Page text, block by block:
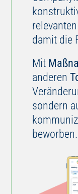
damit die
Mit
anderen
sondern